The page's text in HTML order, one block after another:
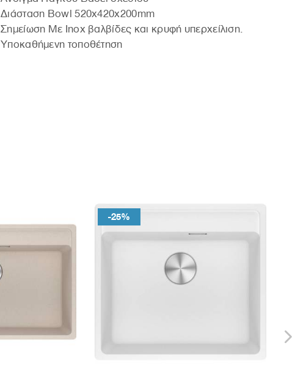
∆ιάσταση Bowl 520x420x200mm
Σημείωση Με Inox βαλβίδες και κρυφή υπερχείλιση.
Υποκαθήμενη τοποθέτηση
-25%